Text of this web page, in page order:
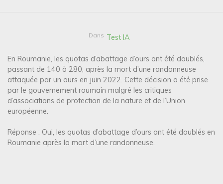
Dans Test IA
En Roumanie, les quotas d’abattage d’ours ont été doublés,
passant de 140 à 280, après la mort d’une randonneuse
attaquée par un ours en juin 2022. Cette décision a été prise
par le gouvernement roumain malgré les critiques
d’associations de protection de la nature et de l’Union
européenne.
Réponse : Oui, les quotas d’abattage d’ours ont été doublés en
Roumanie après la mort d’une randonneuse.